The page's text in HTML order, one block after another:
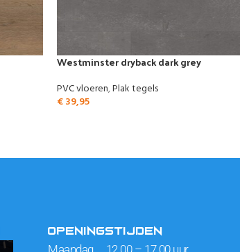
Westminster dryback dark grey
PVC vloeren,Plak tegels
€39,95
OPENINGSTIJDEN
Maandag 12.00 – 17.00 uur